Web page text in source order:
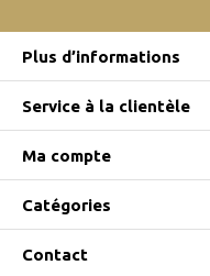
Plus d’informations
Service à la clientèle
Ma compte
Catégories
Contact